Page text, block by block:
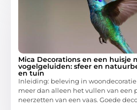
Mica Decorations en een huisje
vogelgeluiden: sfeer en
en tuin
Inleiding: beleving in woondecoratie
meer dan alleen het vullen van een
neerzetten van een vaas. Goede